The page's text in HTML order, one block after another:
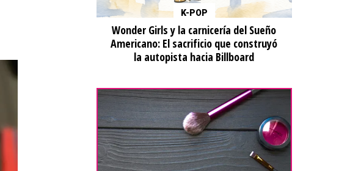
K-POP
Wonder Girls y la carnicería del Sueño
Americano: El sacrificio que construyó
la autopista hacia Billboard